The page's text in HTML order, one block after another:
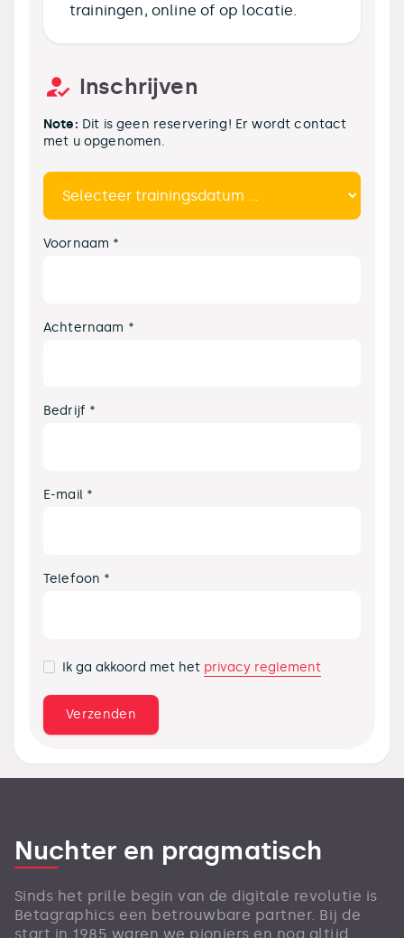
trainingen, online of op locatie.
Inschrijven
Note: Dit is geen reservering! Er wordt contact
met u opgenomen.
Voornaam *
Achternaam *
Bedrijf *
E-mail *
Telefoon *
Ik ga akkoord met het privacy reglement
Nuchter en pragmatisch
Sinds het prille begin van de digitale revolutie is
Betagraphics een betrouwbare partner. Bij de
start in 1985 waren we pioniers en nog altijd